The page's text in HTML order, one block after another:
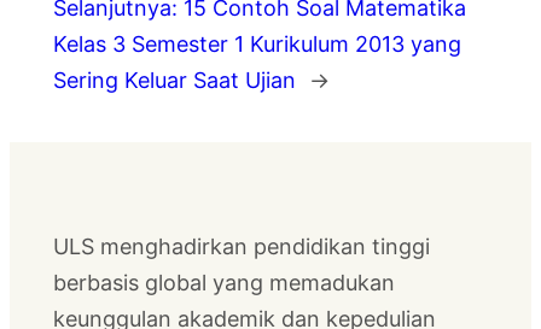
Selanjutnya: 15 Contoh Soal Matematika
Kelas 3 Semester 1 Kurikulum 2013 yang
Sering Keluar Saat Ujian
→
ULS menghadirkan pendidikan tinggi
berbasis global yang memadukan
keunggulan akademik dan kepedulian